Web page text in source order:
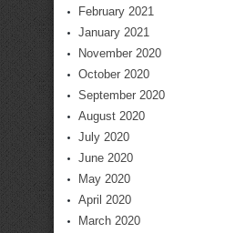
February 2021
January 2021
November 2020
October 2020
September 2020
August 2020
July 2020
June 2020
May 2020
April 2020
March 2020